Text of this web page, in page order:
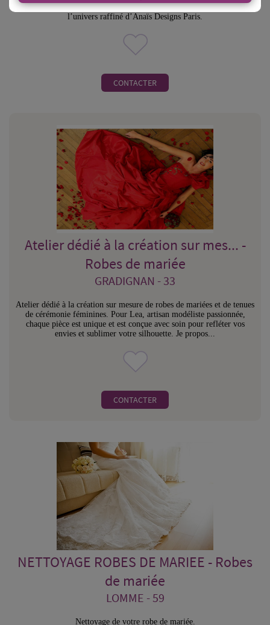
accompagnement personnalisé pour un jour unique. Découvrez
l’univers raffiné d’Anaïs Designs Paris.
CONTACTER
Atelier dédié à la création sur mes... -
Robes de mariée
GRADIGNAN - 33
Atelier dédié à la création sur mesure de robes de mariées et de tenues
de cérémonie féminines. Pour Lea, artisan modéliste passionnée,
chaque pièce est unique et est conçue avec soin pour refléter vos
envies et sublimer votre silhouette. Je propos...
CONTACTER
NETTOYAGE ROBES DE MARIEE - Robes
de mariée
LOMME - 59
Nettoyage de votre robe de mariée.